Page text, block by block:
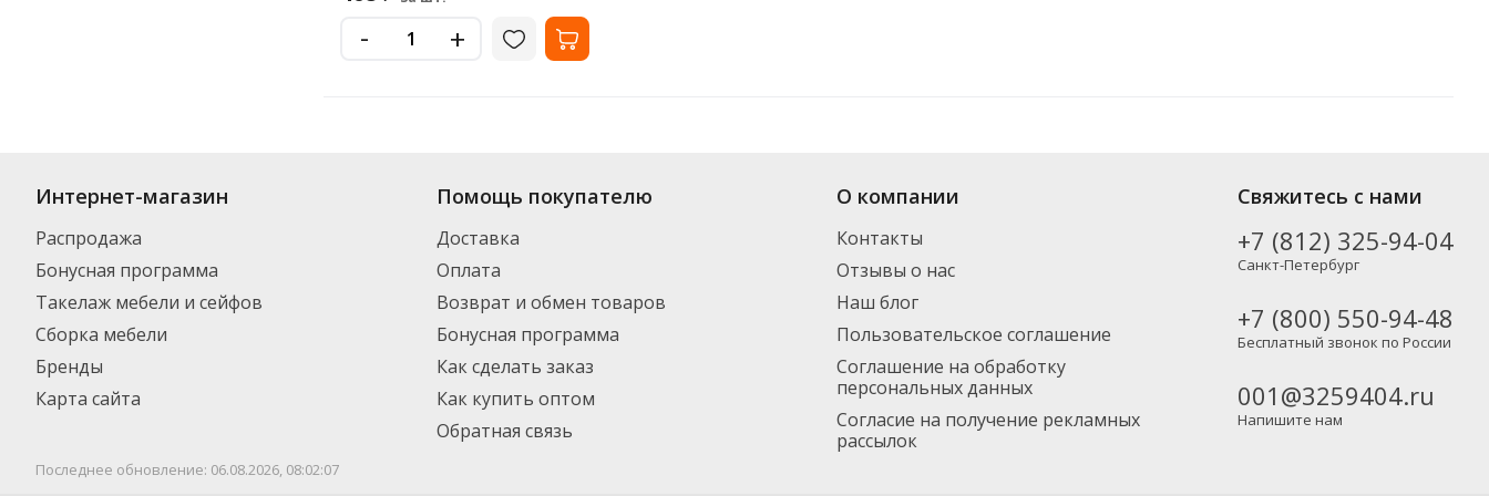
- +
Купить
. В ассортименте интернет-магазина «Офисная Служба» большой выбор: в наличии более 9 видов от популярных производителей, включая новинки. Вы можете
выбрать нужный товар и добавить его в корзину для дальнейшего оформления заказа. Доставим по Санкт-Петербургу (от 3000 рублей - бесплатно), а также в Москву и другие регионы России – партнерской
транспортной компанией DPD. Для постоянных клиентов - скидка, минимальный заказ 1500 руб.
Интернет-магазин
Распродажа
Бонусная программа
Такелаж мебели и сейфов
Сборка мебели
Бренды
Карта сайта
Помощь покупателю
Доставка
Оплата
Возврат и обмен товаров
Бонусная программа
Как сделать заказ
Как купить оптом
Обратная связь
О компании
Контакты
Отзывы о нас
Наш блог
Пользовательское соглашение
Соглашение на обработку
персональных данных
Согласие на получение рекламных
рассылок
Свяжитесь с нами
+7 (812) 325-94-04
Санкт-Петербург
+7 (800) 550-94-48
Бесплатный звонок по России
001@3259404.ru
Напишите нам
Последнее обновление: 06.08.2026, 08:02:07